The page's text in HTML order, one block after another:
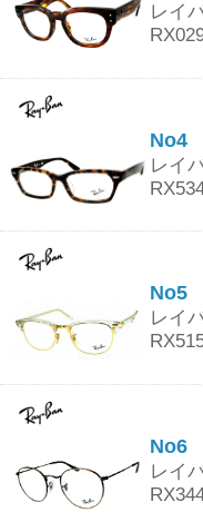
レイ
No4
レイ
No5
レイ
No6
レイ